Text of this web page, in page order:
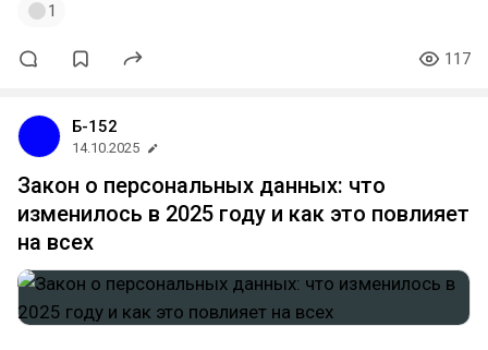
1
117
Б-152
14.10.2025
Закон о персональных данных: что
изменилось в 2025 году и как это повлияет
на всех